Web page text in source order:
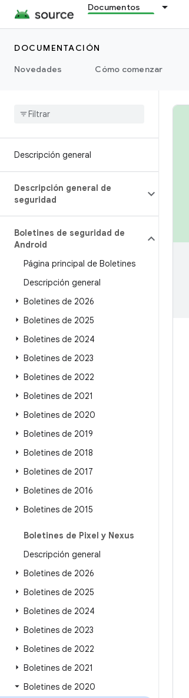
Documentos
DOCUMENTACIÓN
Novedades
Cómo comenzar
Descripción general
Descripción general de
seguridad
Boletines de seguridad de
Android
Página principal de Boletines
Descripción general
Boletines de 2026
Boletines de 2025
Boletines de 2024
Boletines de 2023
Boletines de 2022
Boletines de 2021
Boletines de 2020
Boletines de 2019
Boletines de 2018
Boletines de 2017
Boletines de 2016
Boletines de 2015
Boletines de Pixel y Nexus
Descripción general
Boletines de 2026
Boletines de 2025
Boletines de 2024
Boletines de 2023
Boletines de 2022
Boletines de 2021
Boletines de 2020